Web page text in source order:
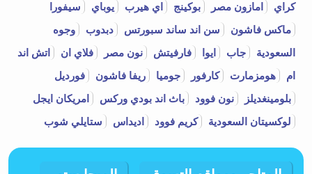
كراي
امازون مصر بوكينج اي هيرب يوباي
سيفورا
ماكس فاشون
سن اند ساند سبورتس دبدوب
وجوه
السعودية
جاب ايوا فارفيتش نون مصر فلاي ان
اتش اند
ام
هومزمارت كارفور جوميا ريفا فاشون
فورديل
بلومينغديلز
نون فوود باث اند بودي وركس
امريكان ايجل
لوكسيتان السعودية
كريم فوود اديداس ستايلي شوب